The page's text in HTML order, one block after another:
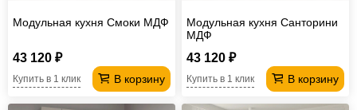
Модульная кухня Смоки МДФ
43 120 ₽
В корзину
Купить в 1 клик
Модульная кухня Санторини
МДФ
43 120 ₽
В корзину
Купить в 1 клик